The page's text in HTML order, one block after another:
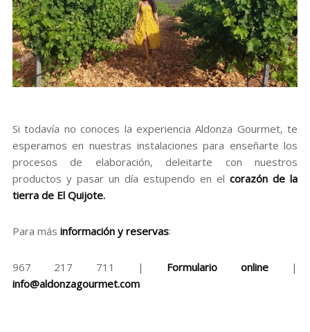
Si todavía no conoces la experiencia Aldonza Gourmet, te
esperamos en nuestras instalaciones para enseñarte los
procesos de elaboración, deleitarte con nuestros
productos y pasar un día estupendo en elcorazón de la
tierra de El Quijote.
Para más información y reservas:
967 217 711 | Formulario online|
info@aldonzagourmet.com